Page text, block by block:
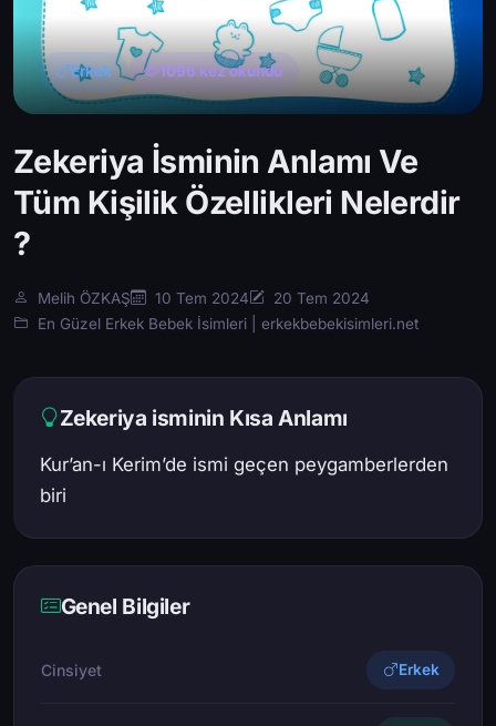
Erkek 1096 kez okundu
Zekeriya İsminin Anlamı Ve
Tüm Kişilik Özellikleri Nelerdir
?
Melih ÖZKAŞ 10 Tem 2024
20 Tem 2024
En Güzel Erkek Bebek İsimleri | erkekbebekisimleri.net
Zekeriya isminin Kısa Anlamı
Kur’an-ı Kerim’de ismi geçen peygamberlerden
biri
Genel Bilgiler
Cinsiyet Erkek